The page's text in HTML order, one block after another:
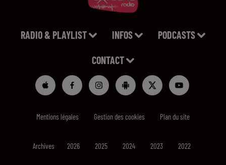
RADIO & PLAYLIST INFOS PODCASTS
CONTACT
Mentions légales Gestion des cookies Plan du site
Archives 2026 2025 2024 2023 2022